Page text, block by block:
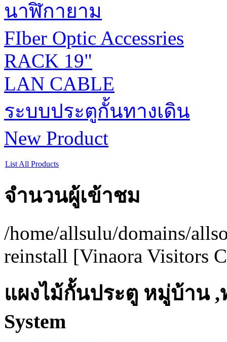
นาฬิกายาม
FIber Optic Accessries
RACK 19"
LAN CABLE
ระบบประตูกั้นทางเดิน
New Product
List All Products
จำนวนผู้เข้าชม
/home/allsulu/domains/
reinstall [Vinaora Visitors
แผงไม้กั้นประตู หมู่บ้าน ,
System